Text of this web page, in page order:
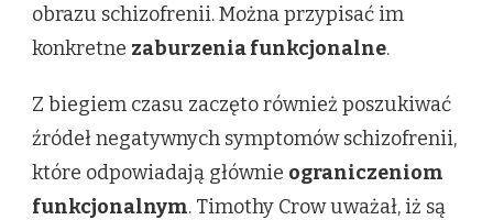
obrazu schizofrenii. Można przypisać im
konkretne zaburzenia funkcjonalne.
Z biegiem czasu zaczęto również poszukiwać
źródeł negatywnych symptomów schizofrenii,
które odpowiadają głównie ograniczeniom
funkcjonalnym. Timothy Crow uważał, iż są